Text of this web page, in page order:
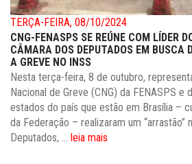
TERÇA-FEIRA, 08/10/2024
CNG-FENASPS SE REÚNE COM LÍDER
CÂMARA DOS DEPUTADOS EM BUSCA
A GREVE NO INSS
Nesta terça-feira, 8 de outubro,
Nacional de Greve (CNG) da FENASPS e
estados do país que estão em Brasília –
da Federação – realizaram um “arrastão”
Deputados, ... leia mais